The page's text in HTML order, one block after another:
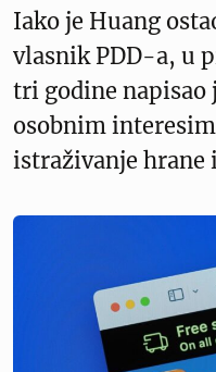
Iako je Huang
vlasnik PDD-a, u
tri godine napisao
osobnim
istraživanje hrane